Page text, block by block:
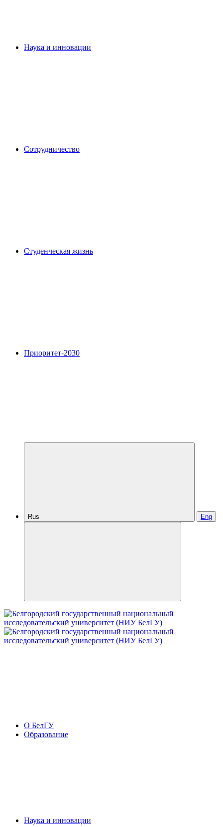
Наука и инновации
Сотрудничество
Студенческая жизнь
Приоритет-2030
Rus Eng
О БелГУ
Образование
Наука и инновации